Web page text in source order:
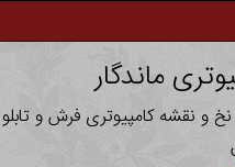
ماندگار
نخ و نقشه کامپیوتری فرش و تابلو